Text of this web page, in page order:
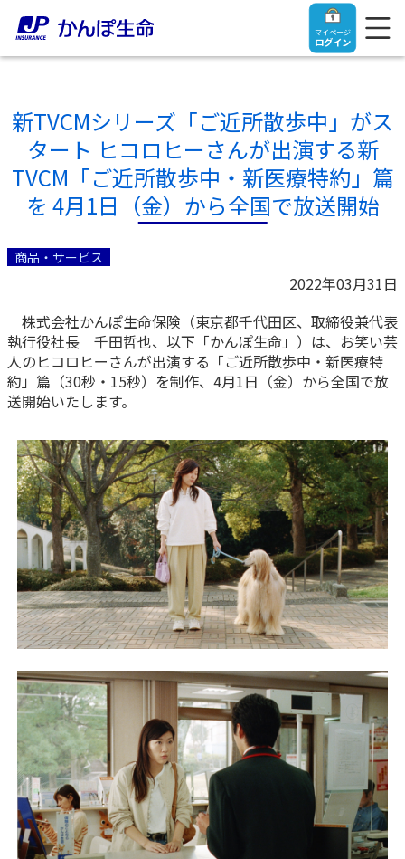
マイページ
ログイン
トップ
ご契約者さま
ご契約者さま
マイページログイン
入院保険金・手術保険金のご請求
お手続き一覧
きっかけ・できごとから探す
マイページでできること
新規登録
ログイン
ご契約内容の確認
お客さまに関する情報等の確認の取り組み
保険をご検討中のお客さま
保険をご検討中のお客さま
終身保険
養老保険
定期保険
学資保険
長寿支援保険
お見積りシミュレーション
資料請求
保険の探し方のポイント
保険かんたん診断
これからのライフイベントでかかる費用とは？
法人のお客さま
【まずはご相談ください】企業経営でお悩みの方はこ
ちら
法人のお客さま向け商品一覧
目的から探す
お役立ち情報
かんぽ生命の団体取扱い
法人向け資料請求
お問い合わせ先
お役立ち情報
かんぽのLifeサポートナビ
保険
医療
子育て
ライフプラン
健康情報
かんぽ生命について
ご挨拶
経営理念・経営戦略
財務情報
株主・投資家のみなさまへ
日本郵政グループとしての取り組み
採用情報
CM・オウンドメディア／ソーシャルメディア
よくあるご質問
お問い合わせ
サステナビリティ
株主・投資家のみなさまへ
採用情報
English
新TVCMシリーズ「ご近所散歩中」がス
タート ヒコロヒーさんが出演する新
TVCM「ご近所散歩中・新医療特約」篇
を 4月1日（金）から全国で放送開始
商品・サービス
2022年03月31日
株式会社かんぽ生命保険（東京都千代田区、取締役兼代表
執行役社長 千田哲也、以下「かんぽ生命」）は、お笑い芸
人のヒコロヒーさんが出演する「ご近所散歩中・新医療特
約」篇（30秒・15秒）を制作、4月1日（金）から全国で放
送開始いたします。